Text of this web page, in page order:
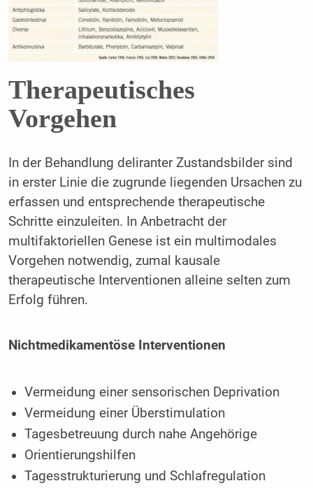
Therapeutisches
Vorgehen
In der Behandlung deliranter Zustandsbilder sind
in erster Linie die zugrunde liegenden Ursachen zu
erfassen und entsprechende therapeutische
Schritte einzuleiten. In Anbetracht der
multifaktoriellen Genese ist ein multimodales
Vorgehen notwendig, zumal kausale
therapeutische Interventionen alleine selten zum
Erfolg führen.
Nichtmedikamentöse Interventionen
Vermeidung einer sensorischen Deprivation
Vermeidung einer Überstimulation
Tagesbetreuung durch nahe Angehörige
Orientierungshilfen
Tagesstrukturierung und Schlafregulation